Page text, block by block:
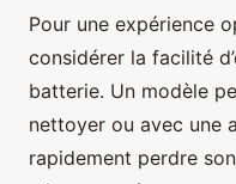
Pour une expérience
considérer la facilité
batterie. Un modèle
nettoyer ou avec une
rapidement perdre